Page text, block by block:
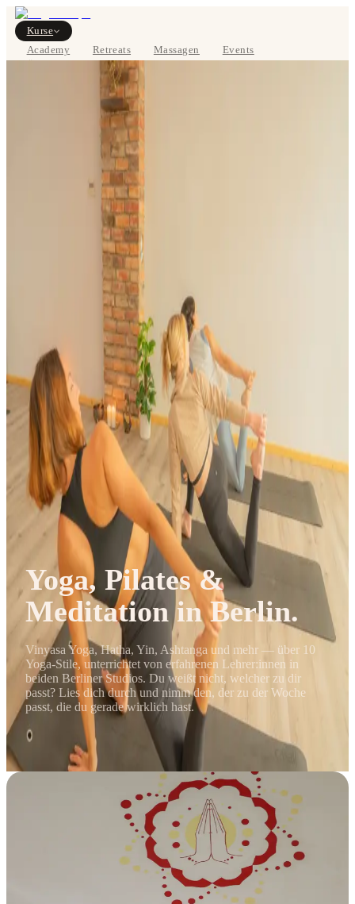
Kurse
Academy
Retreats Massagen
Events
STUNDENPLAN ANSEHEN
Studios
Journal
Gutscheine
Yoga, Pilates &
Meditation in Berlin.
Vinyasa Yoga, Hatha, Yin, Ashtanga und mehr — über 10
Yoga-Stile, unterrichtet von erfahrenen Lehrer:innen in
beiden Berliner Studios. Du weißt nicht, welcher zu dir
passt? Lies dich durch und nimm den, der zu der Woche
passt, die du gerade wirklich hast.